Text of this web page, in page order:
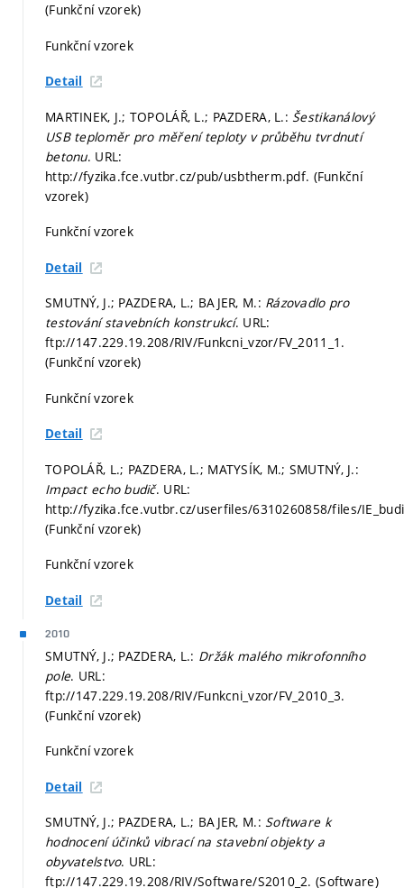
(Funkční vzorek)
Funkční vzorek
Detail
MARTINEK, J.; TOPOLÁŘ, L.; PAZDERA, L.: Šestikanálový
USB teploměr pro měření teploty v průběhu tvrdnutí
betonu. URL:
http://fyzika.fce.vutbr.cz/pub/usbtherm.pdf. (Funkční
vzorek)
Funkční vzorek
Detail
SMUTNÝ, J.; PAZDERA, L.; BAJER, M.: Rázovadlo pro
testování stavebních konstrukcí. URL:
ftp://147.229.19.208/RIV/Funkcni_vzor/FV_2011_1.
(Funkční vzorek)
Funkční vzorek
Detail
TOPOLÁŘ, L.; PAZDERA, L.; MATYSÍK, M.; SMUTNÝ, J.:
Impact echo budič. URL:
http://fyzika.fce.vutbr.cz/userfiles/6310260858/files/
(Funkční vzorek)
Funkční vzorek
Detail
2010
SMUTNÝ, J.; PAZDERA, L.: Držák malého mikrofonního
pole. URL:
ftp://147.229.19.208/RIV/Funkcni_vzor/FV_2010_3.
(Funkční vzorek)
Funkční vzorek
Detail
SMUTNÝ, J.; PAZDERA, L.; BAJER, M.: Software k
hodnocení účinků vibrací na stavební objekty a
obyvatelstvo. URL:
ftp://147.229.19.208/RIV/Software/S2010_2. (Software)